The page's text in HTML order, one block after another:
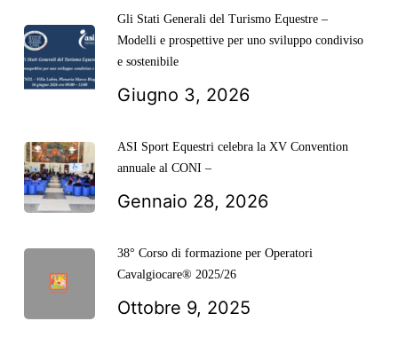
Gli Stati Generali del Turismo Equestre –
Modelli e prospettive per uno sviluppo condiviso
e sostenibile
Giugno 3, 2026
ASI Sport Equestri celebra la XV Convention
annuale al CONI –
Gennaio 28, 2026
38° Corso di formazione per Operatori
Cavalgiocare® 2025/26
Ottobre 9, 2025